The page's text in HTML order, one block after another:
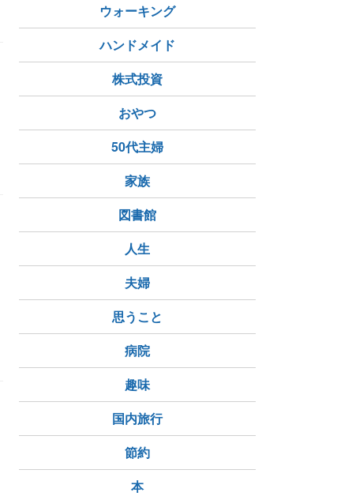
キムチ鍋
コロナに負けない
ウォーキング
ハンドメイド
株式投資
おやつ
50代主婦
家族
図書館
人生
夫婦
思うこと
病院
趣味
国内旅行
節約
本